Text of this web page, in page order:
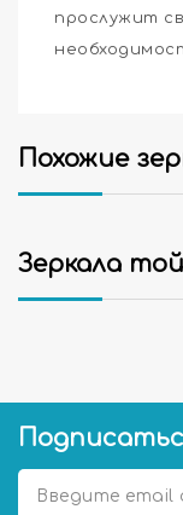
прослужит
Похожие
Зеркала